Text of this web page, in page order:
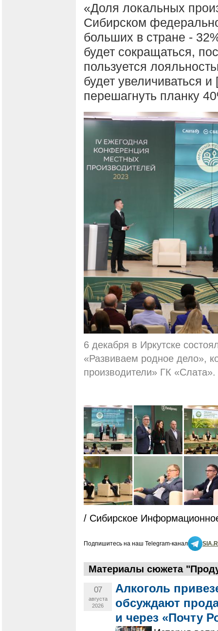
«Доля локальных
Сибирском
больших в стране -
будет сокращаться,
пользуется
будет увеличиваться
перешагнуть планку
6 декабря в Иркутске
«Развиваем родное дело»,
производители» ГК
/ Сибирское
Подпишитесь на наш Telegram-канал
Материалы сюжета
07
августа
2026
Алкоголь
обсуждают
и через «Почту